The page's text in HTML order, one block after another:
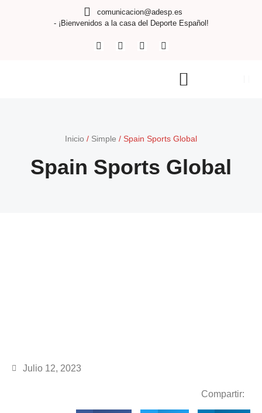
comunicacion@adesp.es
- ¡Bienvenidos a la casa del Deporte Español!
Inicio / Simple / Spain Sports Global
Spain Sports Global
Julio 12, 2023
Compartir: